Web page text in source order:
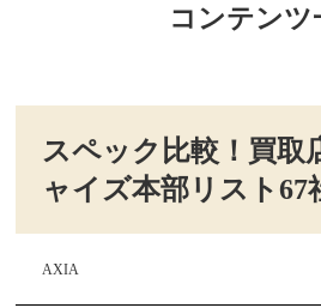
コンテンツ
スペック比較！買取
ャイズ本部リスト67
AXIA